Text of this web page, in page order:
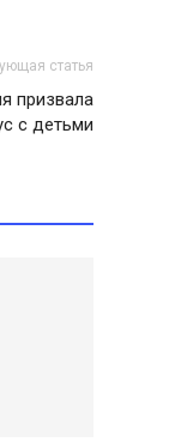
статья
призвала
с детьми